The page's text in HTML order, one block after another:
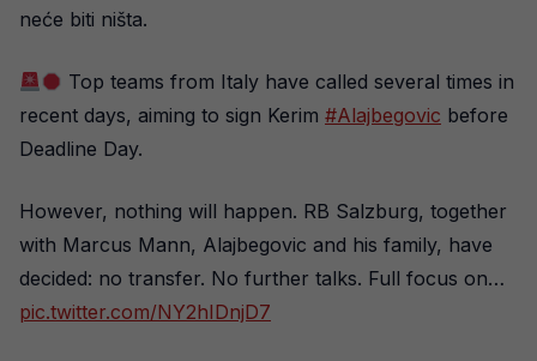
neće biti ništa.
Top teams from Italy have called several times in
recent days, aiming to sign Kerim #Alajbegovic before
Deadline Day.
However, nothing will happen. RB Salzburg, together
with Marcus Mann, Alajbegovic and his family, have
decided: no transfer. No further talks. Full focus on…
pic.twitter.com/NY2hIDnjD7